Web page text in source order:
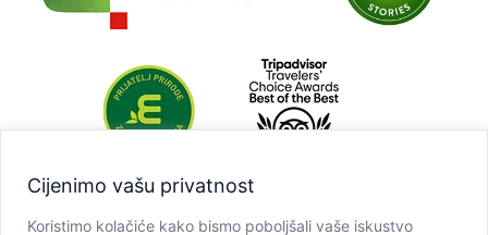
Cijenimo vašu privatnost
Koristimo kolačiće kako bismo poboljšali vaše iskustvo